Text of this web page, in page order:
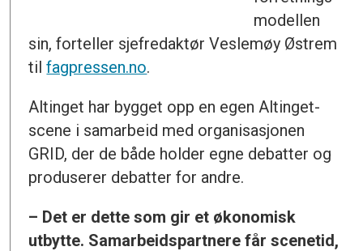
modellen
sin, forteller sjefredaktør Veslemøy Østrem
tilfagpressen.no.
Altinget har bygget opp en egen Altinget-
scene i samarbeid med organisasjonen
GRID, der de både holder egne debatter og
produserer debatter for andre.
– Det er dette som gir et økonomisk
utbytte. Samarbeidspartnere får scenetid,